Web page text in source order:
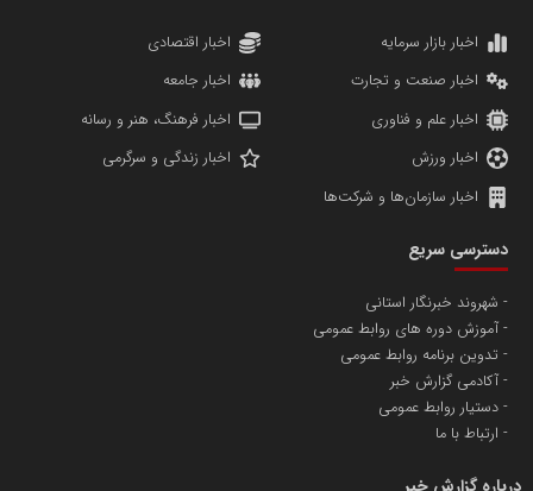
دانشگاه سئوی ایران
پایگاه اطلاع رسانی اعتلای نهادهای مردمی
تامین آهن اسفنجی تولیدکنندگان فولاد در کشور
مریم حاج نوروز نظری
مسعودصادقی
اخبار بازار سرمایه
اخبار اقتصادی
اخبار صنعت و تجارت
اخبار جامعه
اخبار علم و فناوری
اخبار فرهنگ، هنر و رسانه
اخبار ورزش
اخبار زندگی و سرگرمی
اخبار سازمان‌ها و شرکت‌ها
دسترسی سریع
شهروند خبرنگار استانی
آموزش دوره های روابط عمومی
تدوین برنامه روابط عمومی
آکادمی گزارش خبر
دستیار روابط عمومی
ارتباط با ما